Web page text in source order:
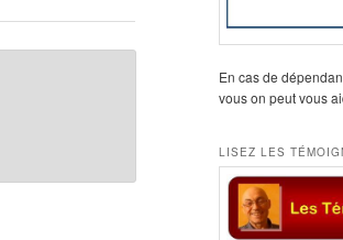
En cas de
vous on peut vous
LISEZ LES